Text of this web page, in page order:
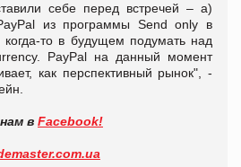
себе перед встречей – а)
из программы Send only в
то в будущем подумать над
PayPal на данный момент
как перспективный рынок", -
в Facebook!